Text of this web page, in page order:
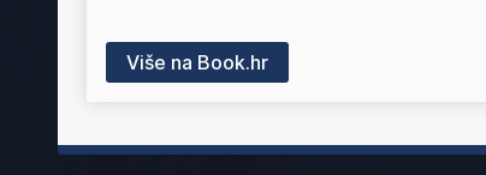
Više na Book.hr